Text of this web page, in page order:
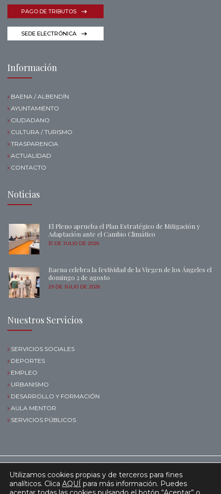
PAGO DE TRIBUTOS
SEDE ELECTRÓNICA
Información
BAENA / ALBENDÍN
AYUNTAMIENTO
CIUDADANO
CULTURA / TURISMO
TRASPARENCIA
ACTUALIDAD
CONTACTO
Noticias
El Pleno aprueba el Plan Estratégico de Mitigación y
Adaptación ante el Cambio Climático
31 DE JULIO DE 2026
Baena celebra la festividad de la Virgen de los Ángeles el
domingo 2 de agosto
29 DE JULIO DE 2026
Nuestros Servicios
SERVICIOS SOCIALES
DEPORTES
EMPLEO
URBANISMO
DESARROLLO Y FORMACIÓN
AULA MENTOR
SERVICIOS PÚBLICOS
© AYUNTAMIENTO DE BAENA. 2026
POLÍTICA DE COOKIES | POLÍTICA DE
Utilizamos cookies propias y de terceros para fines
analíticos. Clica AQUÍ para más información. Puedes